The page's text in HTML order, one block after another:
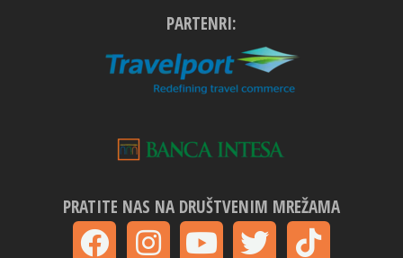
PARTENRI:
PRATITE NAS NA DRUŠTVENIM MREŽAMA